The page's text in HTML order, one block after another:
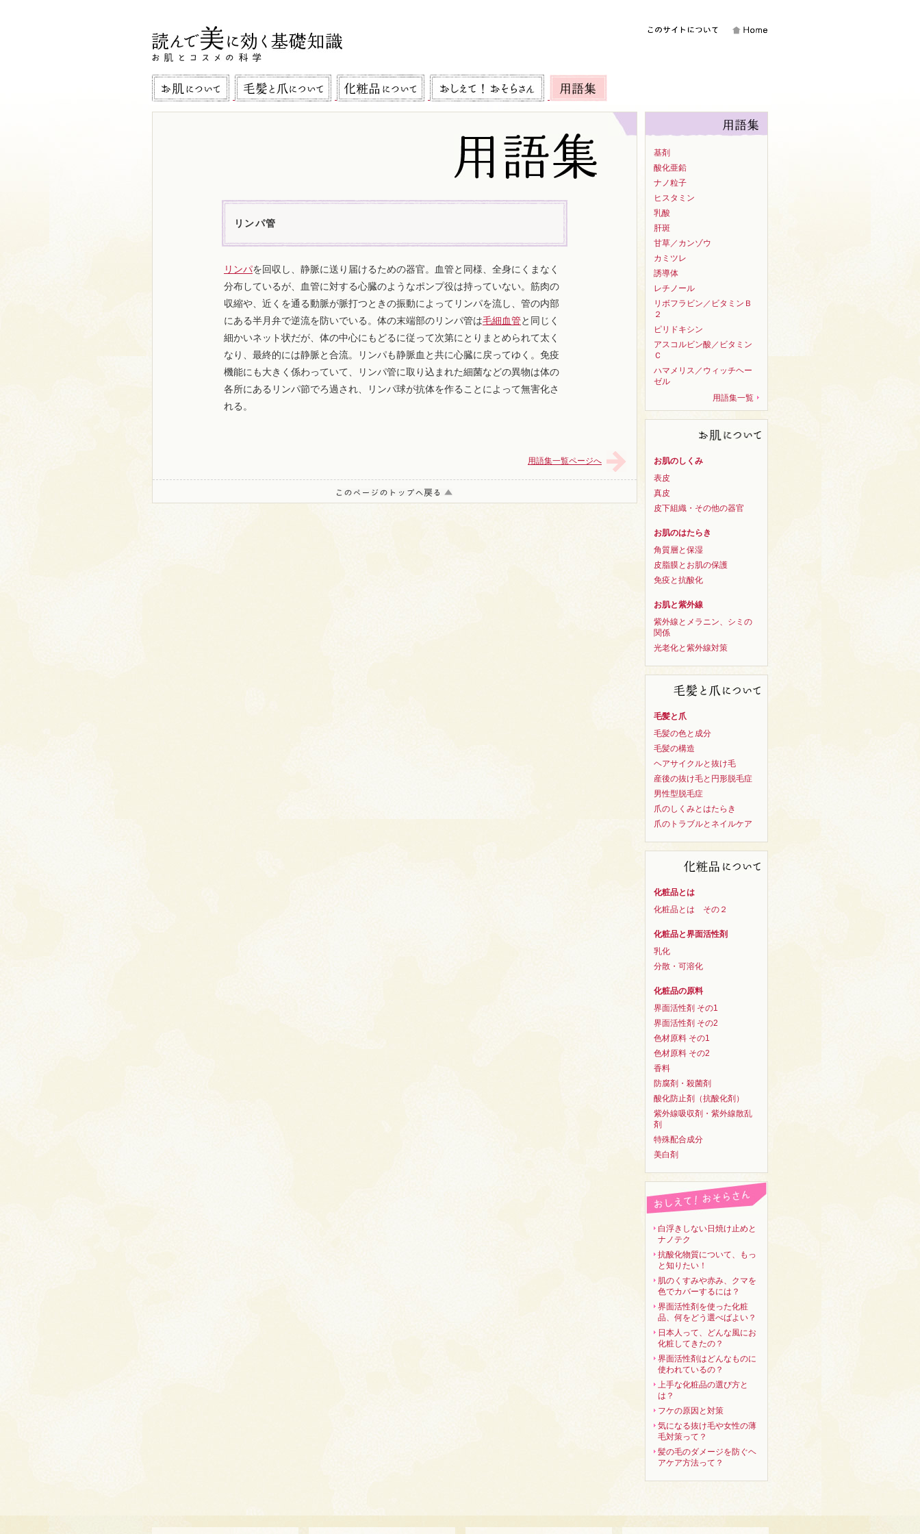
リンパ管
リンパを回収し、静脈に送り届けるための器官。血管と同様、全身にくまなく
分布しているが、血管に対する心臓のようなポンプ役は持っていない。筋肉の
収縮や、近くを通る動脈が脈打つときの振動によってリンパを流し、管の内部
にある半月弁で逆流を防いでいる。体の末端部のリンパ管は毛細血管と同じく
細かいネット状だが、体の中心にもどるに従って次第にとりまとめられて太く
なり、最終的には静脈と合流。リンパも静脈血と共に心臓に戻ってゆく。免疫
機能にも大きく係わっていて、リンパ管に取り込まれた細菌などの異物は体の
各所にあるリンパ節でろ過され、リンパ球が抗体を作ることによって無害化さ
れる。
用語集一覧ページへ
基剤
酸化亜鉛
ナノ粒子
ヒスタミン
乳酸
肝斑
甘草／カンゾウ
カミツレ
誘導体
レチノール
リボフラビン／ビタミンＢ
２
ピリドキシン
アスコルビン酸／ビタミン
Ｃ
ハマメリス／ウィッチヘー
ゼル
用語集一覧
お肌のしくみ
表皮
真皮
皮下組織・その他の器官
お肌のはたらき
角質層と保湿
皮脂膜とお肌の保護
免疫と抗酸化
お肌と紫外線
紫外線とメラニン、シミの
関係
光老化と紫外線対策
毛髪と爪
毛髪の色と成分
毛髪の構造
ヘアサイクルと抜け毛
産後の抜け毛と円形脱毛症
男性型脱毛症
爪のしくみとはたらき
爪のトラブルとネイルケア
化粧品とは
化粧品とは その２
化粧品と界面活性剤
乳化
分散・可溶化
化粧品の原料
界面活性剤 その1
界面活性剤 その2
色材原料 その1
色材原料 その2
香料
防腐剤・殺菌剤
酸化防止剤（抗酸化剤）
紫外線吸収剤・紫外線散乱
剤
特殊配合成分
美白剤
白浮きしない日焼け止めと
ナノテク
抗酸化物質について、もっ
と知りたい！
肌のくすみや赤み、クマを
色でカバーするには？
界面活性剤を使った化粧
品、何をどう選べばよい？
日本人って、どんな風にお
化粧してきたの？
界面活性剤はどんなものに
使われているの？
上手な化粧品の選び方と
は？
フケの原因と対策
気になる抜け毛や女性の薄
毛対策って？
髪の毛のダメージを防ぐヘ
アケア方法って？